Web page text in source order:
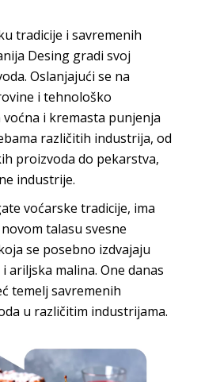
tradicije i savremenih
Desing gradi svoj
Oslanjajući se na
i tehnološko
voćna i kremasta punjenja
različitih industrija, od
proizvoda do pekarstva,
industrije.
voćarske tradicije, ima
talasu svesne
se posebno izdvajaju
ariljska malina. One danas
temelj savremenih
u različitim industrijama.